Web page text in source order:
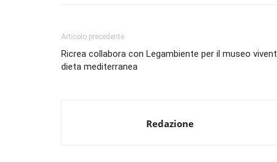
Articolo precedente
Ricrea collabora con Legambiente per il museo
dieta mediterranea
Redazione